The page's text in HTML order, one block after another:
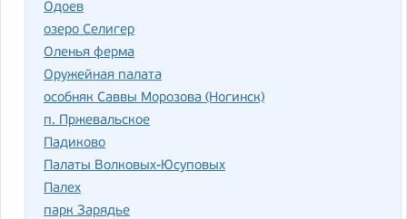
Одоев
озеро Селигер
Оленья ферма
Оружейная палата
особняк Саввы Морозова (Ногинск)
п. Пржевальское
Падиково
Палаты Волковых-Юсуповых
Палех
парк Зарядье